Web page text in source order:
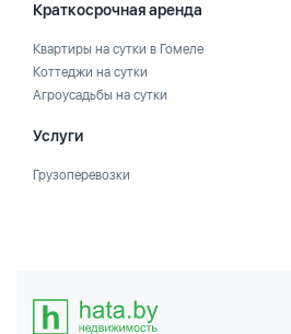
Краткосрочная аренда
Квартиры на сутки в Гомеле
Коттеджи на сутки
Агроусадьбы на сутки
Услуги
Грузоперевозки